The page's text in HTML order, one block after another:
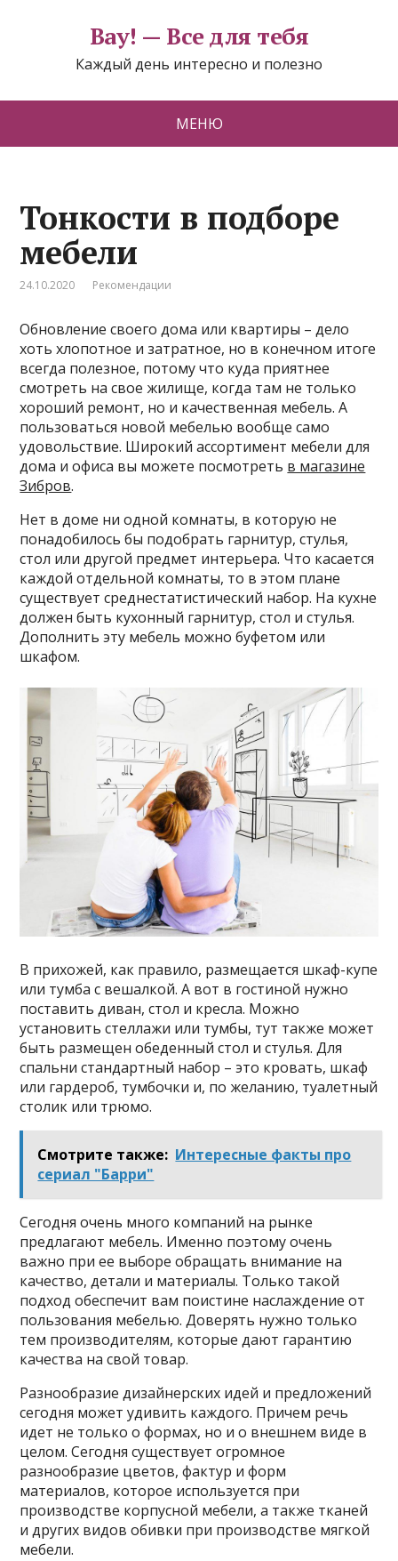
Вау! — Все для тебя
Каждый день интересно и полезно
МЕНЮ
Тонкости в подборе
мебели
24.10.2020 Рекомендации
Обновление своего дома или квартиры – дело
хоть хлопотное и затратное, но в конечном итоге
всегда полезное, потому что куда приятнее
смотреть на свое жилище, когда там не только
хороший ремонт, но и качественная мебель. А
пользоваться новой мебелью вообще само
удовольствие. Широкий ассортимент мебели для
дома и офиса вы можете посмотреть в магазине
Зибров.
Нет в доме ни одной комнаты, в которую не
понадобилось бы подобрать гарнитур, стулья,
стол или другой предмет интерьера. Что касается
каждой отдельной комнаты, то в этом плане
существует среднестатистический набор. На кухне
должен быть кухонный гарнитур, стол и стулья.
Дополнить эту мебель можно буфетом или
шкафом.
В прихожей, как правило, размещается шкаф-купе
или тумба с вешалкой. А вот в гостиной нужно
поставить диван, стол и кресла. Можно
установить стеллажи или тумбы, тут также может
быть размещен обеденный стол и стулья. Для
спальни стандартный набор – это кровать, шкаф
или гардероб, тумбочки и, по желанию, туалетный
столик или трюмо.
Смотрите также: Интересные факты про
сериал "Барри"
Сегодня очень много компаний на рынке
предлагают мебель. Именно поэтому очень
важно при ее выборе обращать внимание на
качество, детали и материалы. Только такой
подход обеспечит вам поистине наслаждение от
пользования мебелью. Доверять нужно только
тем производителям, которые дают гарантию
качества на свой товар.
Разнообразие дизайнерских идей и предложений
сегодня может удивить каждого. Причем речь
идет не только о формах, но и о внешнем виде в
целом. Сегодня существует огромное
разнообразие цветов, фактур и форм
материалов, которое используется при
производстве корпусной мебели, а также тканей
и других видов обивки при производстве мягкой
мебели.